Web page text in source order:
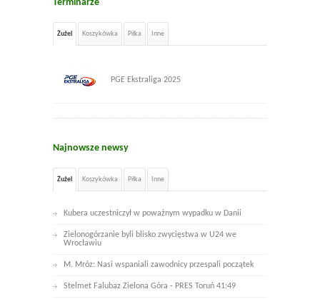
Terminarze
Żużel Koszykówka Piłka Inne
PGE Ekstraliga 2025
Najnowsze newsy
Żużel Koszykówka Piłka Inne
Kubera uczestniczył w poważnym wypadku w Danii
Zielonogórzanie byli blisko zwycięstwa w U24 we
Wrocławiu
M. Mróz: Nasi wspaniali zawodnicy przespali początek
Stelmet Falubaz Zielona Góra - PRES Toruń 41:49